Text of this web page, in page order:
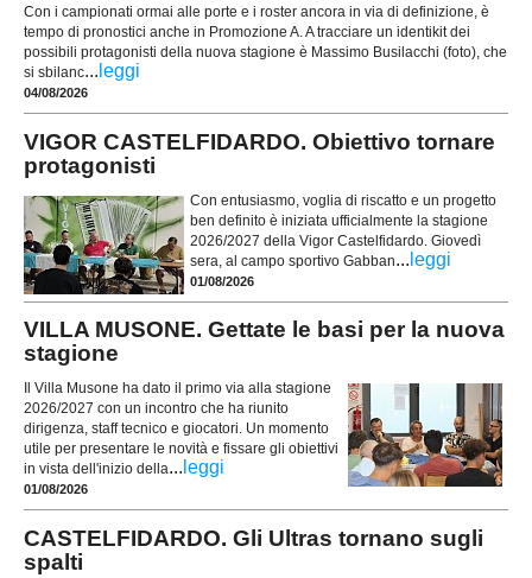
Con i campionati ormai alle porte e i roster ancora in via di definizione, è
tempo di pronostici anche in Promozione A. A tracciare un identikit dei
possibili protagonisti della nuova stagione è Massimo Busilacchi (foto), che
si sbilanc... leggi
04/08/2026
VIGOR CASTELFIDARDO. Obiettivo tornare
protagonisti
Con entusiasmo, voglia di riscatto e un progetto
ben definito è iniziata ufficialmente la stagione
2026/2027 della Vigor Castelfidardo. Giovedì
sera, al campo sportivo Gabban... leggi
01/08/2026
VILLA MUSONE. Gettate le basi per la nuova
stagione
Il Villa Musone ha dato il primo via alla stagione
2026/2027 con un incontro che ha riunito
dirigenza, staff tecnico e giocatori. Un momento
utile per presentare le novità e fissare gli obiettivi
in vista dell'inizio della... leggi
01/08/2026
CASTELFIDARDO. Gli Ultras tornano sugli
spalti